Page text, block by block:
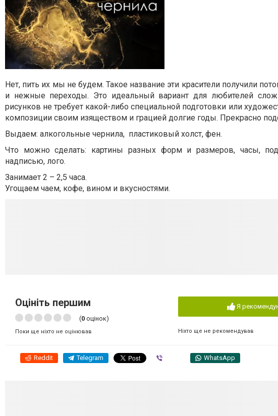
Нет, пить их мы не будем. Такое название эти красители получили
и нежные переходы. Это идеальный вариант для любителей
рисунков не требует какой-либо специальной подготовки или
композиции своим изяществом и грацией долгие годы. Прекрасно
Выдаем: алкогольные чернила, пластиковый холст, фен.
Что можно сделать: картины разных форм и размеров, часы,
надписью, лого.
Занимает 2 – 2,5 часа.
Угощаем чаем, кофе, вином и вкусностями.
Оцініть першим
(0 оцінок)
Поки ще ніхто не оцінював
Я
Ніхто ще не рекомендував
Reddit Telegram WhatsApp